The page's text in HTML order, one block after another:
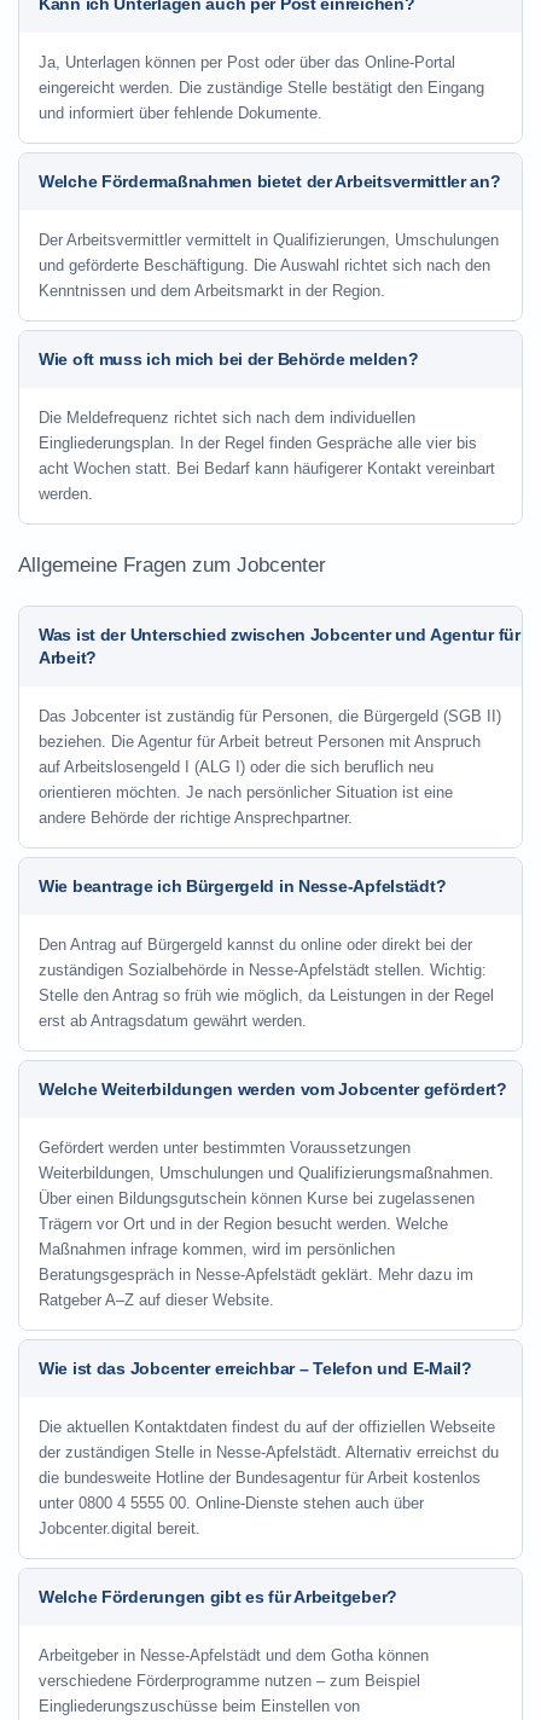
Ja, Unterlagen können per Post oder über das Online-Portal
eingereicht werden. Die zuständige Stelle bestätigt den Eingang
und informiert über fehlende Dokumente.
Welche Fördermaßnahmen bietet der Arbeitsvermittler an?
Der Arbeitsvermittler vermittelt in Qualifizierungen, Umschulungen
und geförderte Beschäftigung. Die Auswahl richtet sich nach den
Kenntnissen und dem Arbeitsmarkt in der Region.
Wie oft muss ich mich bei der Behörde melden?
Die Meldefrequenz richtet sich nach dem individuellen
Eingliederungsplan. In der Regel finden Gespräche alle vier bis
acht Wochen statt. Bei Bedarf kann häufigerer Kontakt vereinbart
werden.
Allgemeine Fragen zum Jobcenter
Was ist der Unterschied zwischen Jobcenter und Agentur für
Arbeit?
Das Jobcenter ist zuständig für Personen, die Bürgergeld (SGB II)
beziehen. Die Agentur für Arbeit betreut Personen mit Anspruch
auf Arbeitslosengeld I (ALG I) oder die sich beruflich neu
orientieren möchten. Je nach persönlicher Situation ist eine
andere Behörde der richtige Ansprechpartner.
Wie beantrage ich Bürgergeld in Nesse-Apfelstädt?
Den Antrag auf Bürgergeld kannst du online oder direkt bei der
zuständigen Sozialbehörde in Nesse-Apfelstädt stellen. Wichtig:
Stelle den Antrag so früh wie möglich, da Leistungen in der Regel
erst ab Antragsdatum gewährt werden.
Welche Weiterbildungen werden vom Jobcenter gefördert?
Gefördert werden unter bestimmten Voraussetzungen
Weiterbildungen, Umschulungen und Qualifizierungsmaßnahmen.
Über einen Bildungsgutschein können Kurse bei zugelassenen
Trägern vor Ort und in der Region besucht werden. Welche
Maßnahmen infrage kommen, wird im persönlichen
Beratungsgespräch in Nesse-Apfelstädt geklärt. Mehr dazu im
Ratgeber A–Z auf dieser Website.
Wie ist das Jobcenter erreichbar – Telefon und E-Mail?
Die aktuellen Kontaktdaten findest du auf der offiziellen Webseite
der zuständigen Stelle in Nesse-Apfelstädt. Alternativ erreichst du
die bundesweite Hotline der Bundesagentur für Arbeit kostenlos
unter 0800 4 5555 00. Online-Dienste stehen auch über
Jobcenter.digital bereit.
Welche Förderungen gibt es für Arbeitgeber?
Arbeitgeber in Nesse-Apfelstädt und dem Gotha können
verschiedene Förderprogramme nutzen – zum Beispiel
Eingliederungszuschüsse beim Einstellen von